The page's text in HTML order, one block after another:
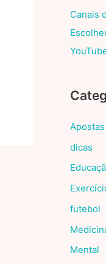
Canais
Apostas
dicas
futebol
Mental